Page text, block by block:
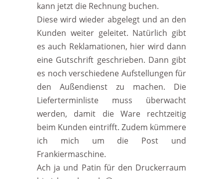
kann jetzt die Rechnung buchen.
Diese wird wieder abgelegt und an den
Kunden weiter geleitet. Natürlich gibt
es auch Reklamationen, hier wird dann
eine Gutschrift geschrieben. Dann gibt
es noch verschiedene Aufstellungen für
den Außendienst zu machen. Die
Lieferterminliste muss überwacht
werden, damit die Ware rechtzeitig
beim Kunden eintrifft. Zudem kümmere
ich mich um die Post und
Frankiermaschine.
Ach ja und Patin für den Druckerraum